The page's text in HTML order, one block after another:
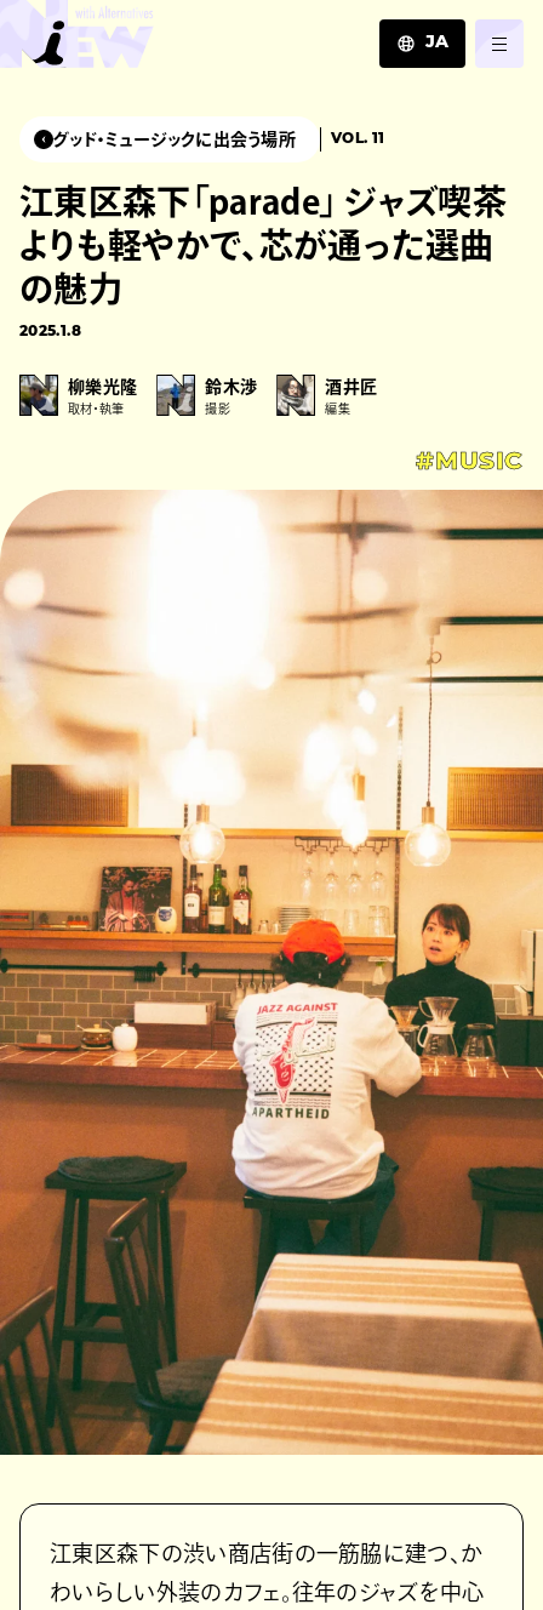
JA
グッド・ミュージックに出会う場所 VOL. 11
江東区森下「parade」 ジャズ喫茶
よりも軽やかで、芯が通った選曲
の魅力
2025.1.8
柳樂光隆
取材・執筆
鈴木渉
撮影
酒井匠
編集
#MUSIC
江東区森下の渋い商店街の一筋脇に建つ、か
わいらしい外装のカフェ。往年のジャズを中心